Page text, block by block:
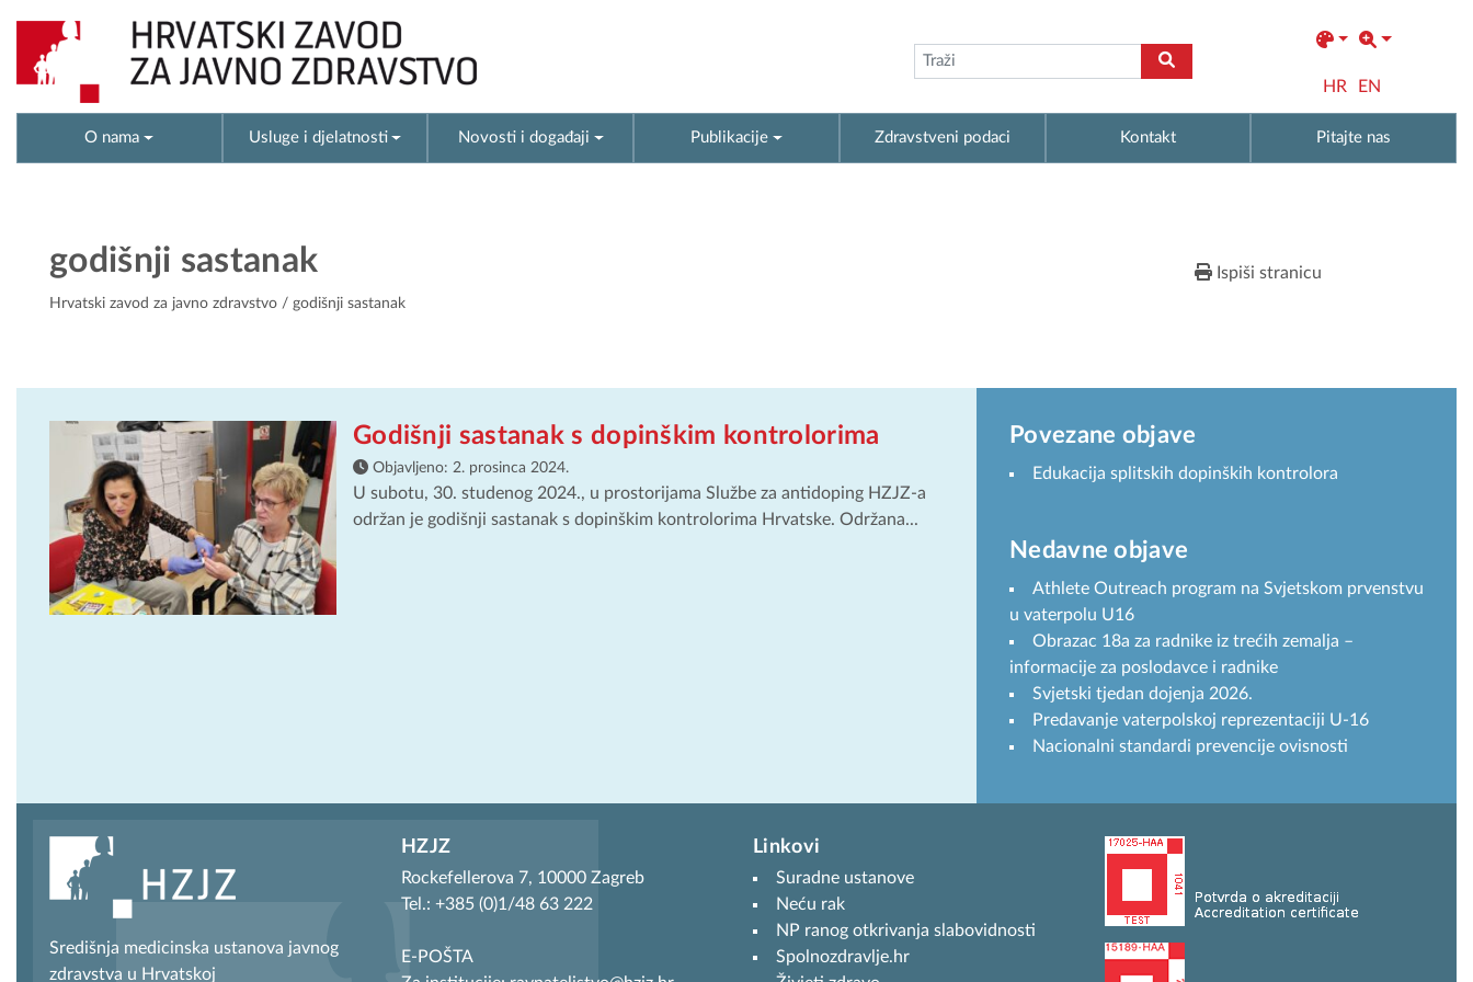
HR EN
O nama Usluge i djelatnosti Novosti i događaji Publikacije Zdravstveni podaci Kontakt Pitajte nas
godišnji sastanak
Hrvatski zavod za javno zdravstvo / godišnji sastanak
Ispiši stranicu
Godišnji sastanak s dopinškim kontrolorima
Objavljeno: 2. prosinca 2024.
U subotu, 30. studenog 2024., u prostorijama Službe za antidoping HZJZ-a
održan je godišnji sastanak s dopinškim kontrolorima Hrvatske. Održana...
Povezane objave
Edukacija splitskih dopinških kontrolora
Nedavne objave
Athlete Outreach program na Svjetskom prvenstvu
u vaterpolu U16
Obrazac 18a za radnike iz trećih zemalja –
informacije za poslodavce i radnike
Svjetski tjedan dojenja 2026.
Predavanje vaterpolskoj reprezentaciji U-16
Nacionalni standardi prevencije ovisnosti
Središnja medicinska ustanova javnog
zdravstva u Hrvatskoj
HZJZ
Rockefellerova 7, 10000 Zagreb
Tel.: +385 (0)1/48 63 222
E-POŠTA
Linkovi
Suradne ustanove
Neću rak
NP ranog otkrivanja slabovidnosti
Spolnozdravlje.hr